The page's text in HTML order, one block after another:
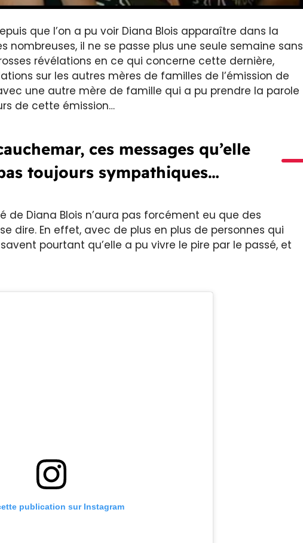
que l’on a pu voir Diana Blois apparaître dans la
nombreuses, il ne se passe plus une seule semaine sans
révélations en ce qui concerne cette dernière,
sur les autres mères de familles de l’émission de
une autre mère de famille qui a pu prendre la parole
de cette émission…
ces messages qu’elle
toujours sympathiques…
Diana Blois n’aura pas forcément eu que des
dire. En effet, avec de plus en plus de personnes qui
pourtant qu’elle a pu vivre le pire par le passé, et
publication sur Instagram